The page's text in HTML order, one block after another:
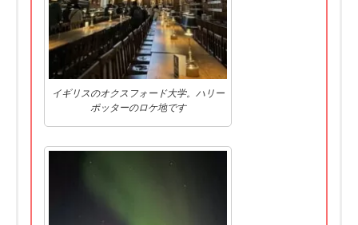
イギリスのオクスフォード大学。ハリー
ポッターのロケ地です